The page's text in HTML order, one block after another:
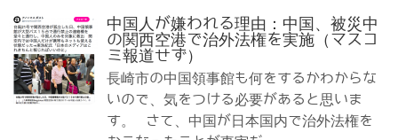
中国人が嫌われる理由：中国、被災中
の関西空港で治外法権を実施（マスコ
ミ報道せず）
長崎市の中国領事館も何をするかわからな
いので、気をつける必要があると思いま
す。 さて、中国が日本国内で治外法権を